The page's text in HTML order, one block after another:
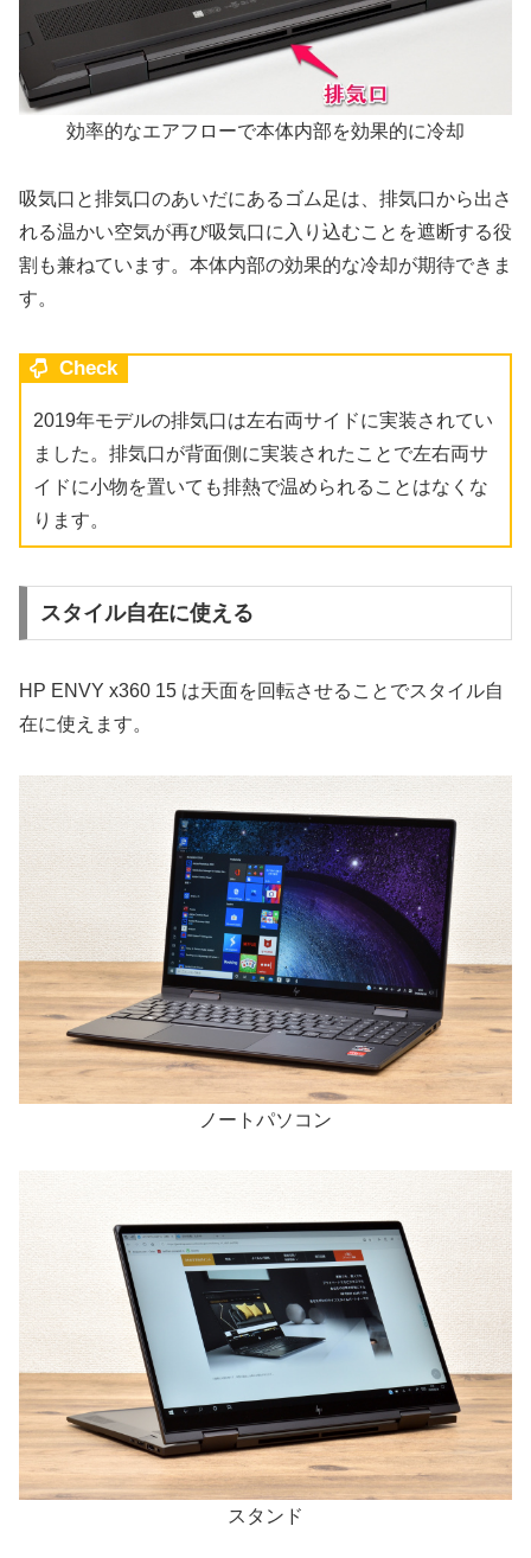
効率的なエアフローで本体内部を効果的に冷却
吸気口と排気口のあいだにあるゴム足は、排気口から出さ
れる温かい空気が再び吸気口に入り込むことを遮断する役
割も兼ねています。本体内部の効果的な冷却が期待できま
す。
Check
2019年モデルの排気口は左右両サイドに実装されてい
ました。排気口が背面側に実装されたことで左右両サ
イドに小物を置いても排熱で温められることはなくな
ります。
スタイル自在に使える
HP ENVY x360 15 は天面を回転させることでスタイル自
在に使えます。
ノートパソコン
スタンド